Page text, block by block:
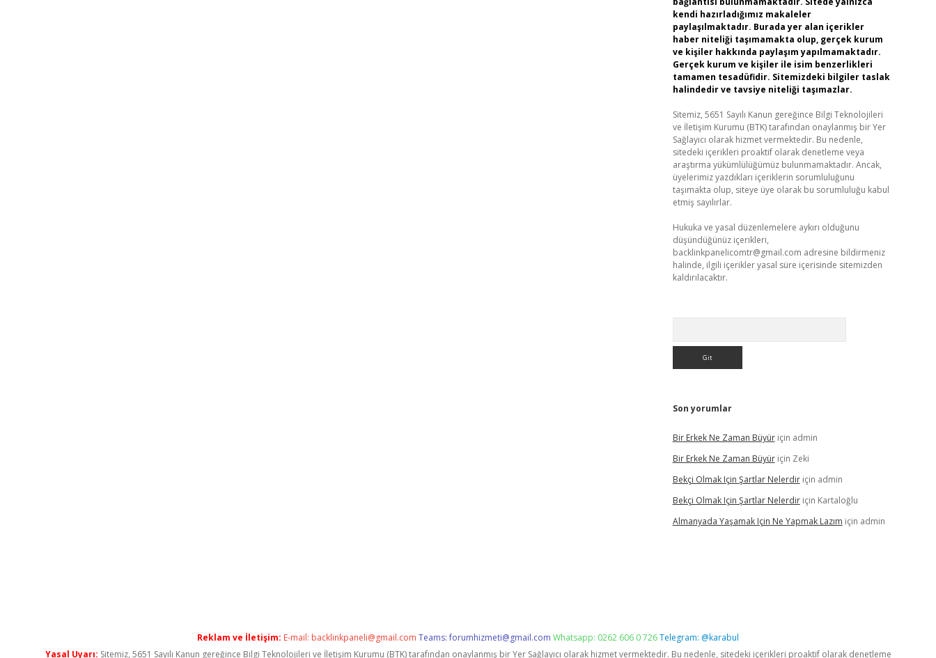
kendi hazırladığımız makaleler
paylaşılmaktadır. Burada yer alan içerikler
haber niteliği taşımamakta olup, gerçek kurum
ve kişiler hakkında paylaşım yapılmamaktadır.
Gerçek kurum ve kişiler ile isim benzerlikleri
tamamen tesadüfidir. Sitemizdeki bilgiler taslak
halindedir ve tavsiye niteliği taşımazlar.
Sitemiz, 5651 Sayılı Kanun gereğince Bilgi Teknolojileri
ve İletişim Kurumu (BTK) tarafından onaylanmış bir Yer
Sağlayıcı olarak hizmet vermektedir. Bu nedenle,
sitedeki içerikleri proaktif olarak denetleme veya
araştırma yükümlülüğümüz bulunmamaktadır. Ancak,
üyelerimiz yazdıkları içeriklerin sorumluluğunu
taşımakta olup, siteye üye olarak bu sorumluluğu kabul
etmiş sayılırlar.
Hukuka ve yasal düzenlemelere aykırı olduğunu
düşündüğünüz içerikleri,
backlinkpanelicomtr@gmail.com adresine bildirmeniz
halinde, ilgili içerikler yasal süre içerisinde sitemizden
kaldırılacaktır.
Son yorumlar
Bir Erkek Ne Zaman Büyüriçin admin
Bir Erkek Ne Zaman Büyüriçin Zeki
Bekçi Olmak Için Şartlar Nelerdiriçin admin
Bekçi Olmak Için Şartlar Nelerdiriçin Kartaloğlu
Almanyada Yaşamak Için Ne Yapmak Lazım için admin
Reklam ve İletişim: E-mail: backlinkpaneli@gmail.com Teams:forumhizmeti@gmail.com Whatsapp: 0262 606 0 726Telegram: @karabul
Yasal Uyarı: Sitemiz, 5651 Sayılı Kanun gereğince Bilgi Teknolojileri ve İletişim Kurumu (BTK) tarafından onaylanmış bir Yer Sağlayıcı olarak hizmet vermektedir. Bu nedenle, sitedeki içerikleri proaktif olarak denetleme